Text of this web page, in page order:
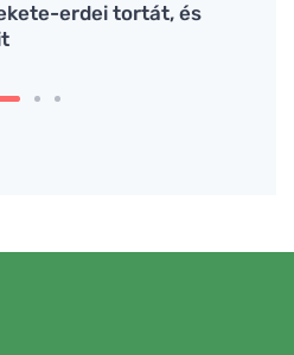
erdei tortát, és